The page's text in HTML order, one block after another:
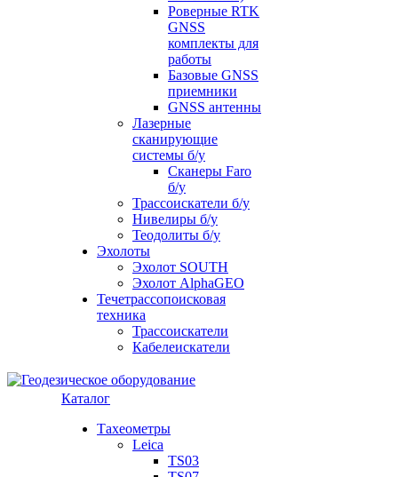
Роверные RTK
GNSS
комплекты для
работы
Базовые GNSS
приемники
GNSS антенны
Лазерные
сканирующие
системы б/у
Сканеры Faro
б/у
Трассоискатели б/у
Нивелиры б/у
Теодолиты б/у
Эхолоты
Эхолот SOUTH
Эхолот AlphaGEO
Течетрассопоисковая
техника
Трассоискатели
Кабелеискатели
Каталог
Тахеометры
Leica
TS03